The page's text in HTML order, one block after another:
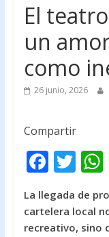
El
un
como
26 junio, 2026
Compartir
F
ac
e
b
T
w
itt
er
W
La llegada de
cartelera local
recreativo, sino